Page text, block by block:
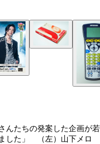
団のおじさんたちの発案
ッフにも歓迎されました」
催される本シリーズ。昭和
、山下メロさんが監修す
修した90’s初期の男子部屋
う設定で、架空のロゴや
連グッズも登場！ 分厚
出し、6桁ほどの数字を確
した上で機械に向けて転
ヤンキーアイテム ミラー
ブラシに、立てられるミ
カスタム学生服からレン
。昭和平成の思い出トー
はレンタルする時代 CD
CD。樹脂製のケースの中
組み。店員さんの手書き
んたちの発案した企画が若
した」 （左）山下メロ